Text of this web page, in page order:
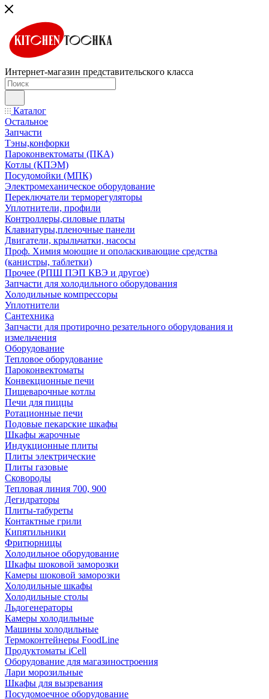
Интернет-магазин представительского класса
Каталог
Остальное
Запчасти
Тэны,конфорки
Пароконвектоматы (ПКА)
Котлы (КПЭМ)
Посудомойки (МПК)
Электромеханическое оборудование
Переключатели терморегуляторы
Уплотнители, профили
Контроллеры,силовые платы
Клавиатуры,пленочные панели
Двигатели, крыльчатки, насосы
Проф. Химия моющие и ополаскивающие средства
(канистры, таблетки)
Прочее (РПШ ПЭП КВЭ и другое)
Запчасти для холодильного оборудования
Холодильные компрессоры
Уплотнители
Сантехника
Запчасти для протирочно резательного оборудования и
измельчения
Оборудование
Тепловое оборудование
Пароконвектоматы
Конвекционные печи
Пищеварочные котлы
Печи для пиццы
Ротационные печи
Подовые пекарские шкафы
Шкафы жарочные
Индукционные плиты
Плиты электрические
Плиты газовые
Сковороды
Тепловая линия 700, 900
Дегидраторы
Плиты-табуреты
Контактные грили
Кипятильники
Фритюрницы
Холодильное оборудование
Шкафы шоковой заморозки
Камеры шоковой заморозки
Холодильные шкафы
Холодильные столы
Льдогенераторы
Камеры холодильные
Машины холодильные
Термоконтейнеры FoodLine
Продуктоматы iCell
Оборудование для магазиностроения
Лари морозильные
Шкафы для вызревания
Посудомоечное оборудование